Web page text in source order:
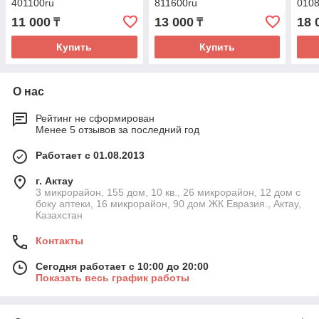
401100ru
11 000 ₸
Купить
811600ru
13 000₸
Купить
18
О нас
Рейтинг не сформирован
Менее 5 отзывов за последний год
Работает с 01.08.2013
г. Актау
3 микрорайон, 155 дом, 10 кв., 26 микрорайон, 12 дом с
боку аптеки, 16 микрорайон, 90 дом ЖК Евразия., Актау,
Казахстан
Контакты
Сегодня работает с 10:00 до 20:00
Показать весь график работы